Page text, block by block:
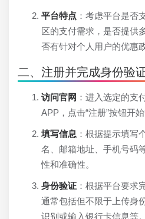
平台特点 ：考虑平台是否
区的支付需求，是否提供
否有针对个人用户的优惠政
二、注册并完成身份验
访问官网 ：进入选定的支
APP，点击“注册”按钮开始
填写信息 ：根据提示填写
名、邮箱地址、手机号码
性和准确性。
身份验证 ：根据平台要求
通常包括但不限于上传身
识别或输入银行卡信息等